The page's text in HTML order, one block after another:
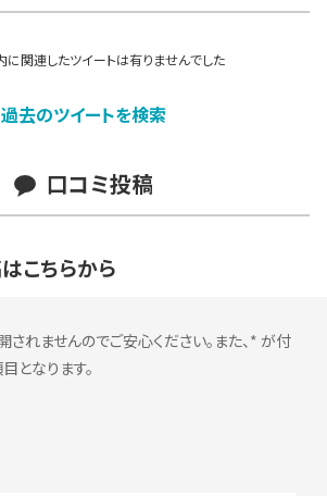
に関連したツイートは有りませんでした
過去のツイートを検索
口コミ投稿
こちらから
れませんのでご安心ください。また、* が付
となります。